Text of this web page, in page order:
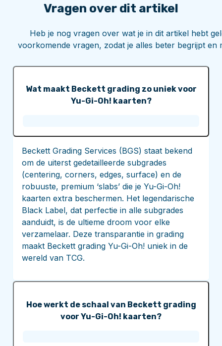
Vragen over dit artikel
Heb je nog vragen over wat je in dit artikel hebt
voorkomende vragen, zodat je alles beter begrijpt en
Wat maakt Beckett grading zo uniek voor
Yu-Gi-Oh! kaarten?
Beckett Grading Services (BGS) staat bekend
om de uiterst gedetailleerde subgrades
(centering, corners, edges, surface) en de
robuuste, premium ‘slabs’ die je Yu-Gi-Oh!
kaarten extra beschermen. Het legendarische
Black Label, dat perfectie in alle subgrades
aanduidt, is de ultieme droom voor elke
verzamelaar. Deze transparantie in grading
maakt Beckett grading Yu-Gi-Oh! uniek in de
wereld van TCG.
Hoe werkt de schaal van Beckett grading
voor Yu-Gi-Oh! kaarten?